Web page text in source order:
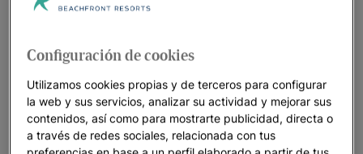
Configuración de cookies
Utilizamos cookies propias y de terceros para configurar
la web y sus servicios, analizar su actividad y mejorar sus
contenidos, así como para mostrarte publicidad, directa o
a través de redes sociales, relacionada con tus